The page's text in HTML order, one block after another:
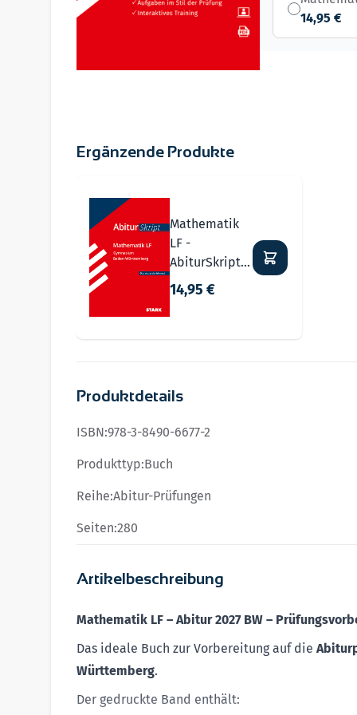
14,95 €
Ergänzende Produkte
Mathematik
LF -
AbiturSkript
BW
14,95 €
Artikelbeschreibung
Mathematik LF – Abitur 2027 BW –
Das ideale Buch zur Vor­bereitung auf die
Württemberg.
Der gedruckte Band enthält:
Produktdetails
ISBN:978-3-8490-6677-2
Produkttyp:Buch
Reihe:Abitur-Prüfungen
Seiten:280